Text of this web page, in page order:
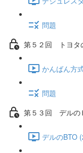
問題
第５２回 トヨタ
かんばん方
問題
第５３回 デルの
デルのBTO